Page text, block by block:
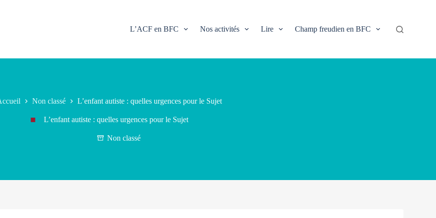
L’ACF en BFC Nos activités Lire Champ freudien en BFC
Non classé L’enfant autiste : quelles urgences pour le Sujet
L’enfant autiste : quelles urgences pour le Sujet
Non classé